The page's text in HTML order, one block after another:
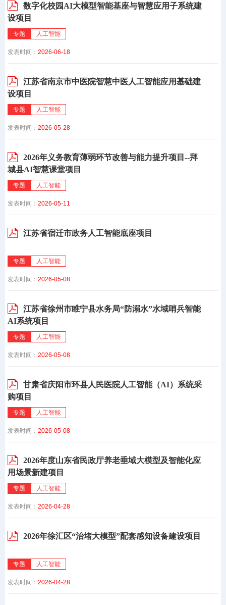
数字化校园AI大模型智能基座与智慧应用子系统建
设项目
专题 人工智能
发表时间： 2026-06-18
江苏省南京市中医院智慧中医人工智能应用基础建
设项目
专题 人工智能
发表时间： 2026-05-28
2026年义务教育薄弱环节改善与能力提升项目--拜
城县AI智慧课堂项目
专题 人工智能
发表时间： 2026-05-11
江苏省宿迁市政务人工智能底座项目
专题 人工智能
发表时间： 2026-05-08
江苏省徐州市睢宁县水务局“防溺水”水域哨兵智能
AI系统项目
专题 人工智能
发表时间： 2026-05-08
甘肃省庆阳市环县人民医院人工智能（AI）系统采
购项目
专题 人工智能
发表时间： 2026-05-08
2026年度山东省民政厅养老垂域大模型及智能化应
用场景新建项目
专题 人工智能
发表时间： 2026-04-28
2026年徐汇区“治堵大模型”配套感知设备建设项目
专题 人工智能
发表时间： 2026-04-28